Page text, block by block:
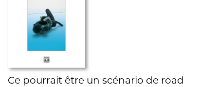
Ce pourrait être un scénario de road